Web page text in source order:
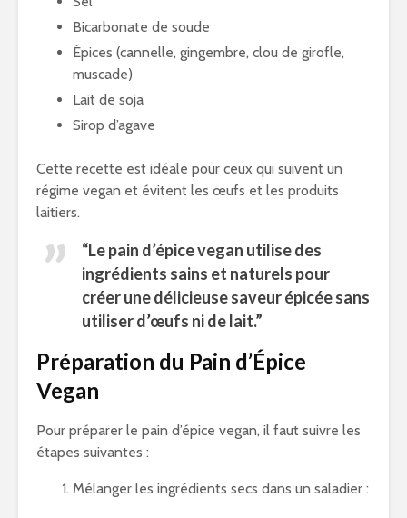
Bicarbonate de soude
Épices (cannelle, gingembre, clou de girofle,
muscade)
Lait de soja
Sirop d’agave
Cette recette est idéale pour ceux qui suivent un
régime vegan et évitent les œufs et les produits
laitiers.
“Le pain d’épice vegan utilise des
ingrédients sains et naturels pour
créer une délicieuse saveur épicée sans
utiliser d’œufs ni de lait.”
Préparation du Pain d’Épice
Vegan
Pour préparer le pain d’épice vegan, il faut suivre les
étapes suivantes :
Mélanger les ingrédients secs dans un saladier :